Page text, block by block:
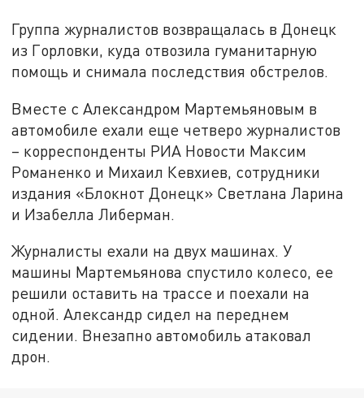
Группа журналистов возвращалась в Донецк
из Горловки, куда отвозила гуманитарную
помощь и снимала последствия обстрелов.
Вместе с Александром Мартемьяновым в
автомобиле ехали еще четверо журналистов
– корреспонденты РИА Новости Максим
Романенко и Михаил Кевхиев, сотрудники
издания «Блокнот Донецк» Светлана Ларина
и Изабелла Либерман.
Журналисты ехали на двух машинах. У
машины Мартемьянова спустило колесо, ее
решили оставить на трассе и поехали на
одной. Александр сидел на переднем
сидении. Внезапно автомобиль атаковал
дрон.